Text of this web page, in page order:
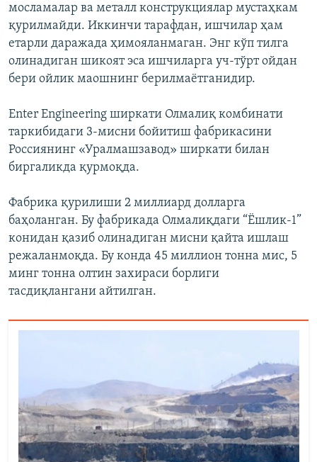
мосламалар ва металл конструкциялар мустаҳкам
қурилмайди. Иккинчи тарафдан, ишчилар ҳам
етарли даражада ҳимояланмаган. Энг кўп тилга
олинадиган шикоят эса ишчиларга уч-тўрт ойдан
бери ойлик маошнинг берилмаётганидир.
Enter Engineering ширкати Олмалиқ комбинати
таркибидаги 3-мисни бойитиш фабрикасини
Россиянинг «Уралмашзавод» ширкати билан
биргаликда қурмоқда.
Фабрика қурилиши 2 миллиард долларга
баҳоланган. Бу фабрикада Олмалиқдаги “Ёшлик-1”
конидан қазиб олинадиган мисни қайта ишлаш
режаланмоқда. Бу конда 45 миллион тонна мис, 5
минг тонна олтин захираси борлиги
тасдиқлангани айтилган.